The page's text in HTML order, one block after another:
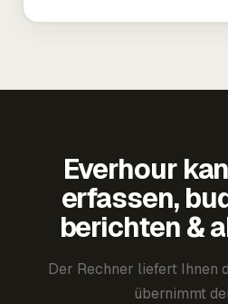
Everhour
erfassen,
berichten &
Der Rechner liefert Ihnen
übernimmt